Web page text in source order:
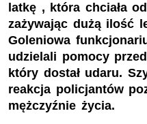
latkę , która chciała
zażywając dużą ilość
Goleniowa
udzielali pomocy
który dostał udaru.
reakcja policjantów
mężczyźnie życia.